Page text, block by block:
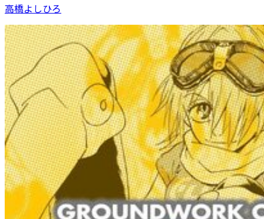
高橋よしひろ